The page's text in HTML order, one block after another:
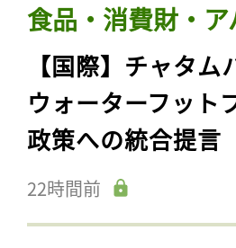
食品・消費財・
【国際】チャタ
ウォーターフット
政策への統合提言
22時間前